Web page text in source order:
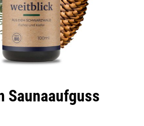
Saunaaufguss